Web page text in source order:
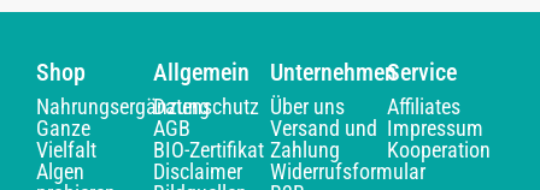
Shop
Nahrungsergänzung
Ganze
Vielfalt
Algen
Allgemein
Datenschutz
AGB
BIO-Zertifikat
Disclaimer
Unternehmen
Über uns
Versand und
Zahlung
Widerrufsformular
Service
Affiliates
Impressum
Kooperation